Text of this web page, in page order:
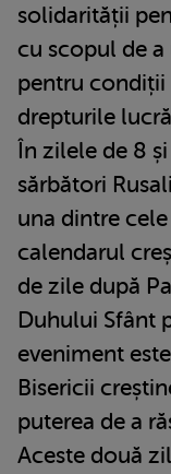
solidarității
cu scopul de
pentru condiții
drepturile
În zilele de 8
sărbători
una dintre
calendarul
de zile după
Duhului Sfânt
eveniment
Bisericii
puterea de a
Aceste două